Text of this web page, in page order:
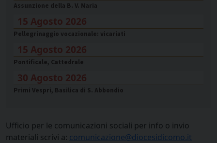
Assunzione della B. V. Maria
15 Agosto 2026
Pellegrinaggio vocazionale: vicariati
15 Agosto 2026
Pontificale, Cattedrale
30 Agosto 2026
Primi Vespri, Basilica di S. Abbondio
Ufficio per le comunicazioni sociali per info o invio
materiali scrivi a: comunicazione@diocesidicomo.it